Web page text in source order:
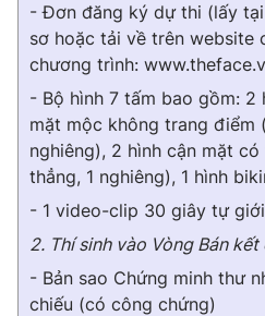
Ðiện thoại Thời báo VTV:024.66
Email:toasoan@vtv.vn
Liên hệ quảng cáo:024-
- Đơn đăng ký dự thi (lấy
sơ hoặc tải về trên website
chương trình:
- Bộ hình 7 tấm bao gồm: 2
mặt mộc không trang điểm
nghiêng), 2 hình cận mặt
thẳng, 1 nghiêng), 1 hình
- 1 video-clip 30 giây tự
2. Thí sinh vào Vòng Bán
- Bản sao Chứng minh thư
chiếu (có công chứng)